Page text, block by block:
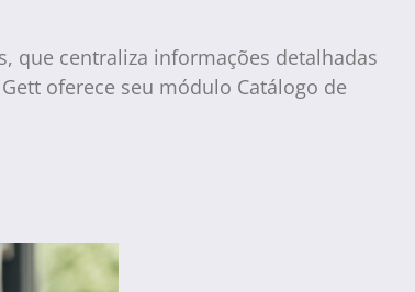
que centraliza informações detalhadas
oferece seu módulo Catálogo de